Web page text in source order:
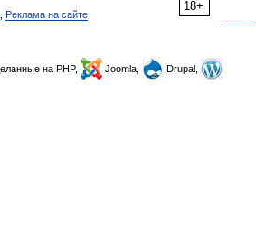
18+
Реклама на сайте
на PHP, Joomla,
Drupal,